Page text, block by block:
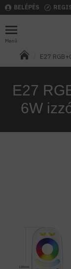
BELÉPÉS
E27
E27
6W